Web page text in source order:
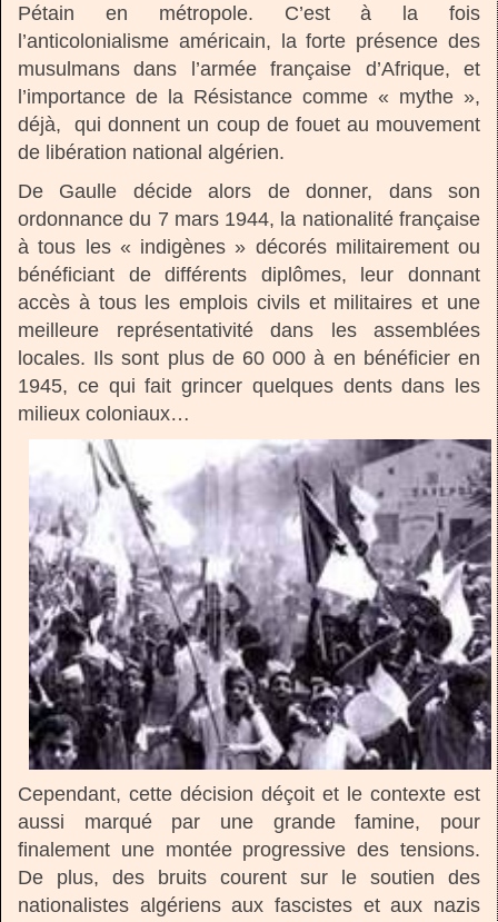
Pétain en métropole. C’est à la fois
l’anticolonialisme américain, la forte présence des
musulmans dans l’armée française d’Afrique, et
l’importance de la Résistance comme « mythe »,
déjà, qui donnent un coup de fouet au mouvement
de libération national algérien.
De Gaulle décide alors de donner, dans son
ordonnance du 7 mars 1944, la nationalité française
à tous les « indigènes » décorés militairement ou
bénéficiant de différents diplômes, leur donnant
accès à tous les emplois civils et militaires et une
meilleure représentativité dans les assemblées
locales. Ils sont plus de 60 000 à en bénéficier en
1945, ce qui fait grincer quelques dents dans les
milieux coloniaux…
Cependant, cette décision déçoit et le contexte est
aussi marqué par une grande famine, pour
finalement une montée progressive des tensions.
De plus, des bruits courent sur le soutien des
nationalistes algériens aux fascistes et aux nazis